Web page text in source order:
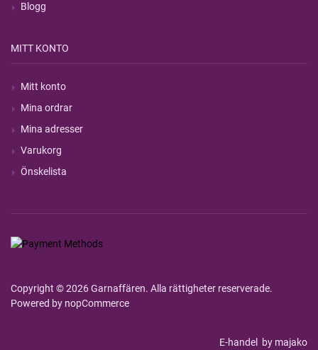
Blogg
MITT KONTO
Mitt konto
Mina ordrar
Mina adresser
Varukorg
Önskelista
Copyright © 2026 Garnaffären. Alla rättigheter reserverade.
Powered by nopCommerce
E-handel by majako